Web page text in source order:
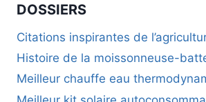
DOSSIERS
Citations inspirantes de
Histoire de la moissonneuse-
Meilleur chauffe eau